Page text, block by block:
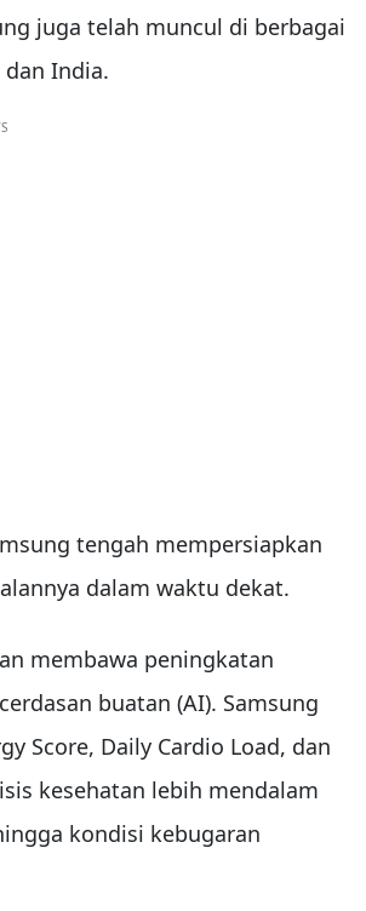
juga telah muncul di berbagai
India.
tengah mempersiapkan
dalam waktu dekat.
membawa peningkatan
buatan (AI). Samsung
Score, Daily Cardio Load, dan
kesehatan lebih mendalam
kondisi kebugaran